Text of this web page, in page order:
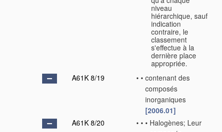
niveau
hiérarchique, sauf
indication
contraire, le
classement
s'effectue à la
dernière place
appropriée.
A61K 8/19
• • contenant des
composés
inorganiques
[2006.01]
A61K 8/20
• • • Halogènes; Leur